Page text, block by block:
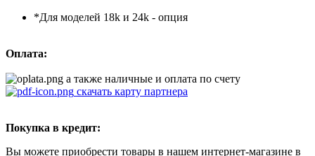
*Для моделей 18k и 24k - опция
Оплата:
а также наличные и оплата по счету
скачать карту партнера
Покупка в кредит:
Вы можете приобрести товары в нашем интернет-магазине в